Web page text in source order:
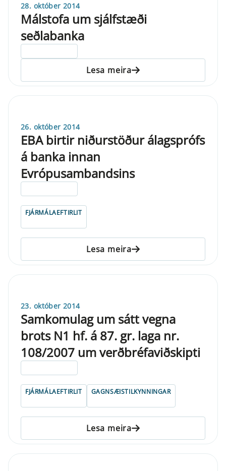
28. október 2014
Málstofa um sjálfstæði
seðlabanka
Lesa meira
26. október 2014
EBA birtir niðurstöður álagsprófs
á banka innan
Evrópusambandsins
FJÁRMÁLAEFTIRLIT
Lesa meira
23. október 2014
Samkomulag um sátt vegna
brots N1 hf. á 87. gr. laga nr.
108/2007 um verðbréfaviðskipti
FJÁRMÁLAEFTIRLIT GAGNSÆISTILKYNNINGAR
Lesa meira